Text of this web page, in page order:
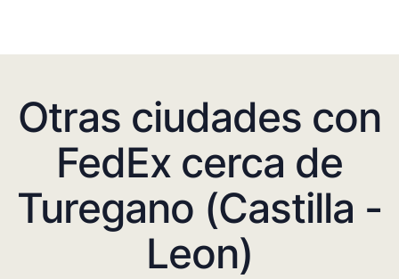
Otras ciudades con
FedEx cerca de
Turegano (Castilla -
Leon)